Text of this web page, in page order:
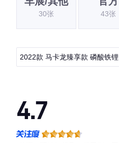
30张 43张
2022款 马卡龙臻享款 磷酸铁锂
4.7